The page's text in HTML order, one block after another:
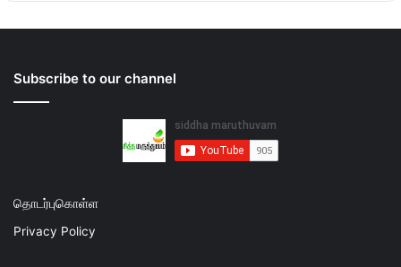
Subscribe to our channel
தொடர்புகொள்ள
Privacy Policy